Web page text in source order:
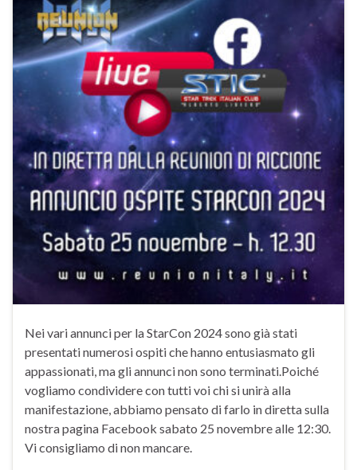
Nei vari annunci per la StarCon 2024 sono già stati
presentati numerosi ospiti che hanno entusiasmato gli
appassionati, ma gli annunci non sono terminati.Poiché
vogliamo condividere con tutti voi chi si unirà alla
manifestazione, abbiamo pensato di farlo in diretta sulla
nostra pagina Facebook sabato 25 novembre alle 12:30.
Vi consigliamo di non mancare.